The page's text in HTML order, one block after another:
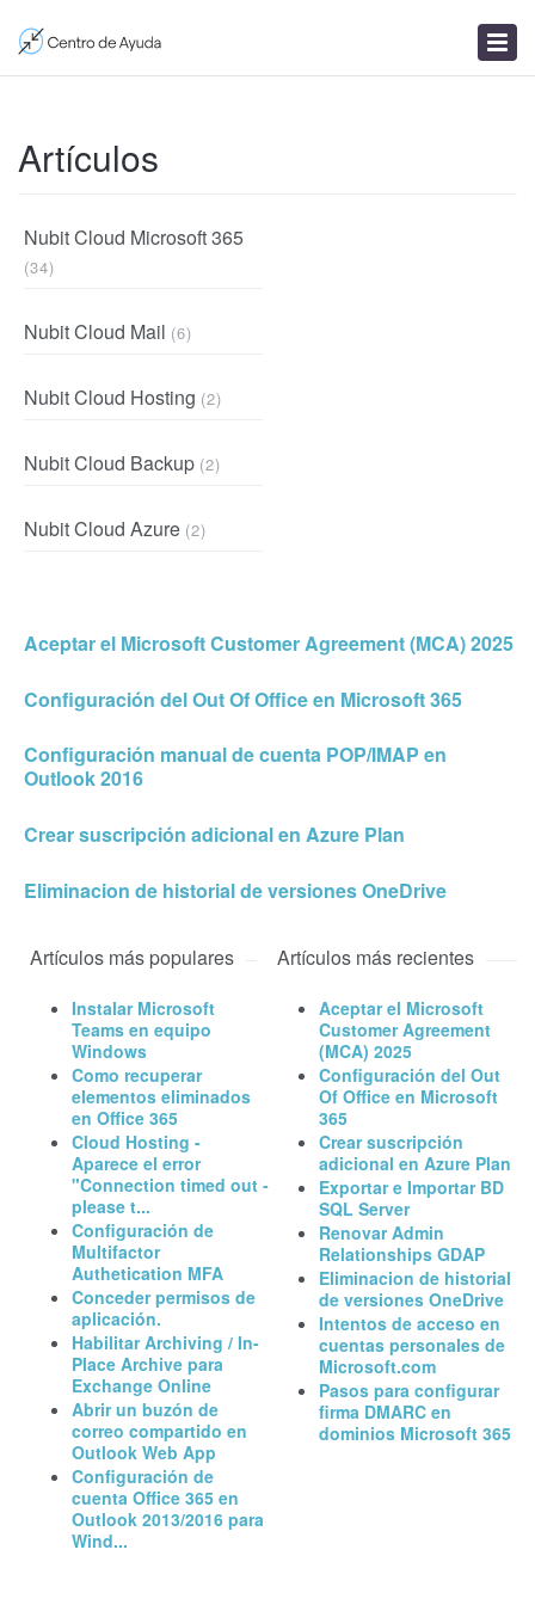
Enviar un ticket
Artículos
Nubit Cloud Microsoft 365
(34)
Nubit Cloud Mail (6)
Nubit Cloud Hosting (2)
Nubit Cloud Backup (2)
Nubit Cloud Azure (2)
Aceptar el Microsoft Customer Agreement (MCA) 2025
Configuración del Out Of Office en Microsoft 365
Configuración manual de cuenta POP/IMAP en
Outlook 2016
Crear suscripción adicional en Azure Plan
Eliminacion de historial de versiones OneDrive
Artículos más populares
Instalar Microsoft
Teams en equipo
Windows
Como recuperar
elementos eliminados
en Office 365
Cloud Hosting -
Aparece el error
"Connection timed out -
please t...
Configuración de
Multifactor
Authetication MFA
Conceder permisos de
aplicación.
Habilitar Archiving / In-
Place Archive para
Exchange Online
Abrir un buzón de
correo compartido en
Outlook Web App
Configuración de
cuenta Office 365 en
Outlook 2013/2016 para
Wind...
Artículos más recientes
Aceptar el Microsoft
Customer Agreement
(MCA) 2025
Configuración del Out
Of Office en Microsoft
365
Crear suscripción
adicional en Azure Plan
Exportar e Importar BD
SQL Server
Renovar Admin
Relationships GDAP
Eliminacion de historial
de versiones OneDrive
Intentos de acceso en
cuentas personales de
Microsoft.com
Pasos para configurar
firma DMARC en
dominios Microsoft 365